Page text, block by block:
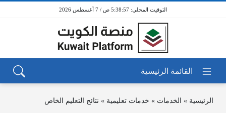
5:38:57 ص / 7 أغسطس 2026
الرئيسية » الخدمات » خدمات تعليمية » نتائج التعليم الخاص